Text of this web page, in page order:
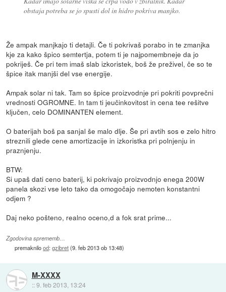
obstaja potreba se jo spusti dol in hidro pokriva manjko.
Že ampak manjkajo ti detajli. Če ti pokrivaš porabo in te zmanjka
kje za kako špico semtertja, potem ti je najpomembneje da jo
pokriješ. Če pri tem imaš slab izkoristek, boš že preživel, če so te
špice itak manjši del vse energije.
Ampak solar ni tak. Tam so špice proizvodnje pri pokriti povprečni
vrednosti OGROMNE. In tam ti jeučinkovitost in cena tee rešitve
ključen, celo DOMINANTEN element.
O baterijah boš pa sanjal še malo dlje. Še pri avtih sos e zelo hitro
streznili glede cene amortizacije in izkoristka pri polnjenju in
praznjenju.
BTW:
Si upaš dati ceno baterij, ki pokrivajo proizvodnjo enega 200W
panela skozi vse leto tako da omogočajo nemoten konstantni
odjem ?
Daj neko pošteno, realno oceno,d a fok srat prime...
Zgodovina sprememb…
premaknilood:gzibret(9. feb 2013 ob 13:48)
M-XXXX
::9. feb 2013, 13:24